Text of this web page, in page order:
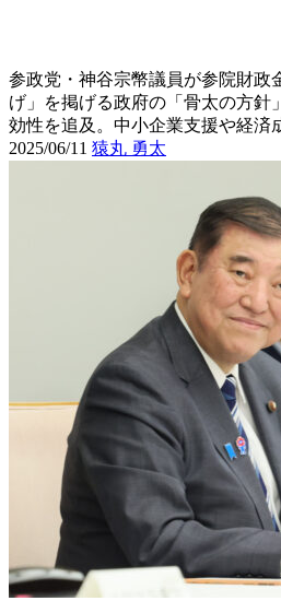
参政党・神谷宗幣議員が参院財政
げ」を掲げる政府の「骨太の方針
効性を追及。中小企業支援や経済
2025/06/11 猿丸 勇太